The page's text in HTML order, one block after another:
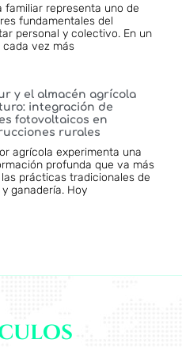
familiar representa uno de
fundamentales del
personal y colectivo. En un
cada vez más
y el almacén agrícola
integración de
fotovoltaicos en
rurales
agrícola experimenta una
profunda que va más
prácticas tradicionales de
ganadería. Hoy